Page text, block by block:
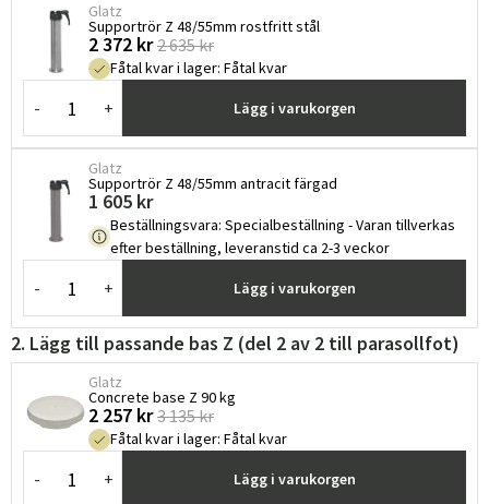
Glatz
Supportrör Z 48/55mm rostfritt stål
2 372 kr 2 635 kr
Fåtal kvar i lager: Fåtal kvar
- + Lägg i varukorgen
Glatz
Supportrör Z 48/55mm antracit färgad
1 605 kr
Beställningsvara: Specialbeställning - Varan tillverkas
efter beställning, leveranstid ca 2-3 veckor
- + Lägg i varukorgen
2. Lägg till passande bas Z (del 2 av 2 till parasollfot)
Glatz
Concrete base Z 90 kg
2 257 kr 3 135 kr
Fåtal kvar i lager: Fåtal kvar
- + Lägg i varukorgen